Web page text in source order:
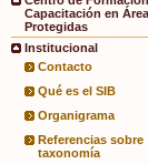
Capacitación en
Protegidas
Institucional
Contacto
Qué es el SIB
Organigrama
Referencias sobre
taxonomía